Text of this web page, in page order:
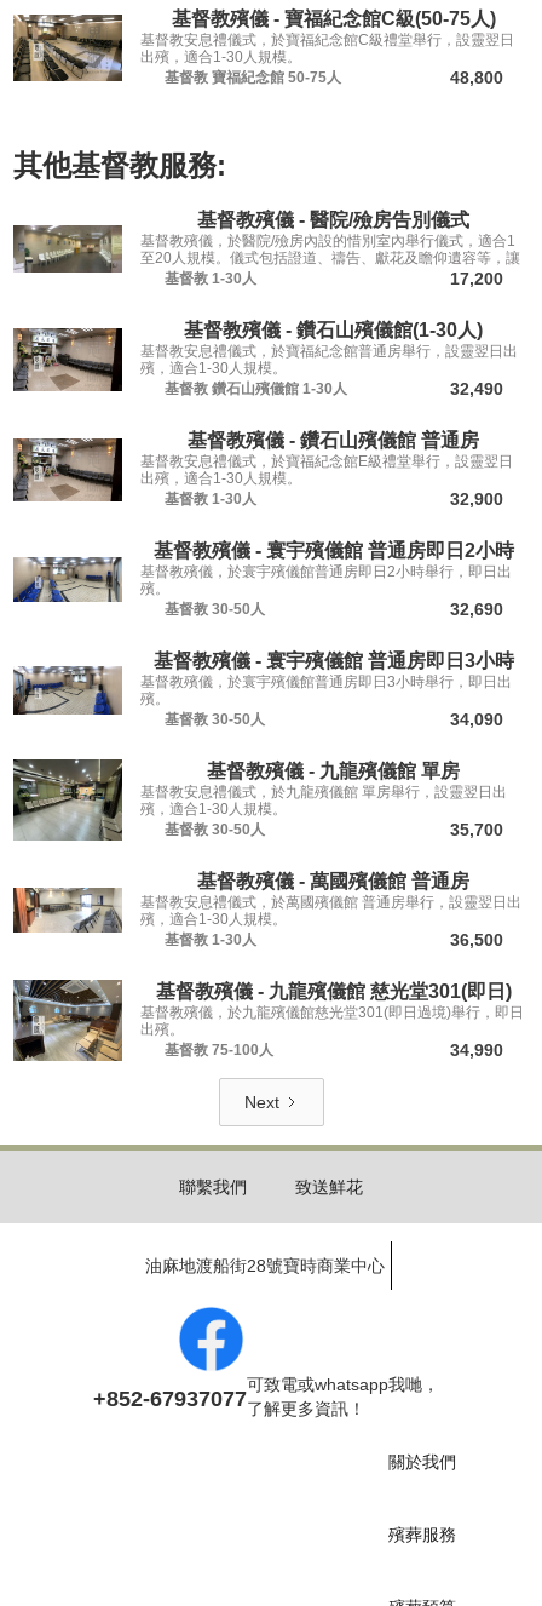
基督教殯儀 - 寶福紀念館C級(50-75人)
基督教安息禮儀式，於寶福紀念館C級禮堂舉行，設靈翌日
出殯，適合1-30人規模。
基督教 寶福紀念館 50-75人 48,800
其他基督教服務:
基督教殯儀 - 醫院/殮房告別儀式
基督教殯儀，於醫院/殮房內設的惜別室內舉行儀式，適合1
至20人規模。儀式包括證道、禱告、獻花及瞻仰遺容等，讓
親友從容道別。
基督教 1-30人 17,200
基督教殯儀 - 鑽石山殯儀館(1-30人)
基督教安息禮儀式，於寶福紀念館普通房舉行，設靈翌日出
殯，適合1-30人規模。
基督教 鑽石山殯儀館 1-30人 32,490
基督教殯儀 - 鑽石山殯儀館 普通房
基督教安息禮儀式，於寶福紀念館E級禮堂舉行，設靈翌日
出殯，適合1-30人規模。
基督教 1-30人 32,900
基督教殯儀 - 寰宇殯儀館 普通房即日2小時
基督教殯儀，於寰宇殯儀館普通房即日2小時舉行，即日出
殯。
基督教 30-50人 32,690
基督教殯儀 - 寰宇殯儀館 普通房即日3小時
基督教殯儀，於寰宇殯儀館普通房即日3小時舉行，即日出
殯。
基督教 30-50人 34,090
基督教殯儀 - 九龍殯儀館 單房
基督教安息禮儀式，於九龍殯儀館 單房舉行，設靈翌日出
殯，適合1-30人規模。
基督教 30-50人 35,700
基督教殯儀 - 萬國殯儀館 普通房
基督教安息禮儀式，於萬國殯儀館 普通房舉行，設靈翌日出
殯，適合1-30人規模。
基督教 1-30人 36,500
基督教殯儀 - 九龍殯儀館 慈光堂301(即日)
基督教殯儀，於九龍殯儀館慈光堂301(即日過境)舉行，即日
出殯。
基督教 75-100人 34,990
Next
聯繫我們 致送鮮花
油麻地渡船街28號寶時商業中心
關於我們
殯葬服務
+852-67937077
可致電或whatsapp我哋，
了解更多資訊！